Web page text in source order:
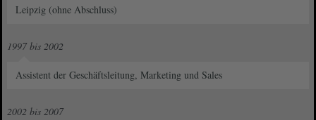
Leipzig (ohne Abschluss)
1997 bis 2002
Assistent der Geschäftsleitung, Marketing und Sales
2002 bis 2007